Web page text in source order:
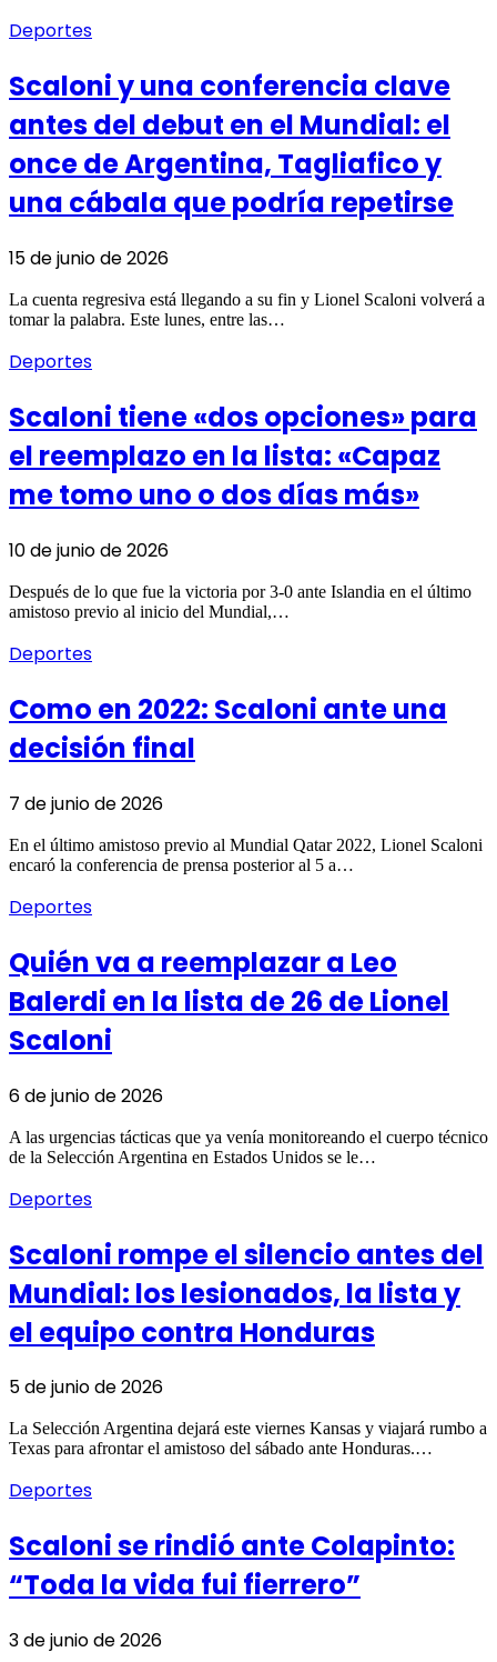
Deportes
Scaloni y una conferencia clave
antes del debut en el Mundial: el
once de Argentina, Tagliafico y
una cábala que podría repetirse
15 de junio de 2026
La cuenta regresiva está llegando a su fin y Lionel Scaloni volverá a
tomar la palabra. Este lunes, entre las…
Deportes
Scaloni tiene «dos opciones» para
el reemplazo en la lista: «Capaz
me tomo uno o dos días más»
10 de junio de 2026
Después de lo que fue la victoria por 3-0 ante Islandia en el último
amistoso previo al inicio del Mundial,…
Deportes
Como en 2022: Scaloni ante una
decisión final
7 de junio de 2026
En el último amistoso previo al Mundial Qatar 2022, Lionel Scaloni
encaró la conferencia de prensa posterior al 5 a…
Deportes
Quién va a reemplazar a Leo
Balerdi en la lista de 26 de Lionel
Scaloni
6 de junio de 2026
A las urgencias tácticas que ya venía monitoreando el cuerpo técnico
de la Selección Argentina en Estados Unidos se le…
Deportes
Scaloni rompe el silencio antes del
Mundial: los lesionados, la lista y
el equipo contra Honduras
5 de junio de 2026
La Selección Argentina dejará este viernes Kansas y viajará rumbo a
Texas para afrontar el amistoso del sábado ante Honduras.…
Deportes
Scaloni se rindió ante Colapinto:
“Toda la vida fui fierrero”
3 de junio de 2026